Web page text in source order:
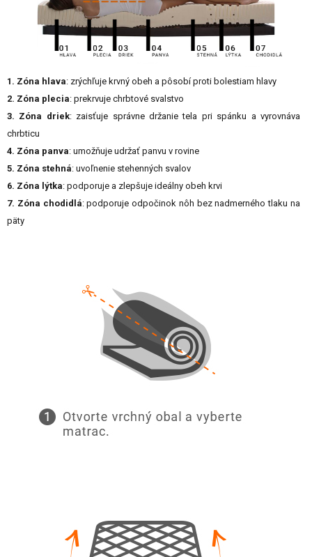
1. Zóna hlava: zrýchľuje krvný obeh a pôsobí proti bolestiam hlavy
2. Zóna plecia: prekrvuje chrbtové svalstvo
3. Zóna driek: zaisťuje správne držanie tela pri spánku a vyrovnáva
chrbticu
4. Zóna panva: umožňuje udržať panvu v rovine
5. Zóna stehná: uvoľnenie stehenných svalov
6. Zóna lýtka: podporuje a zlepšuje ideálny obeh krvi
7. Zóna chodidlá: podporuje odpočinok nôh bez nadmerného tlaku na
päty